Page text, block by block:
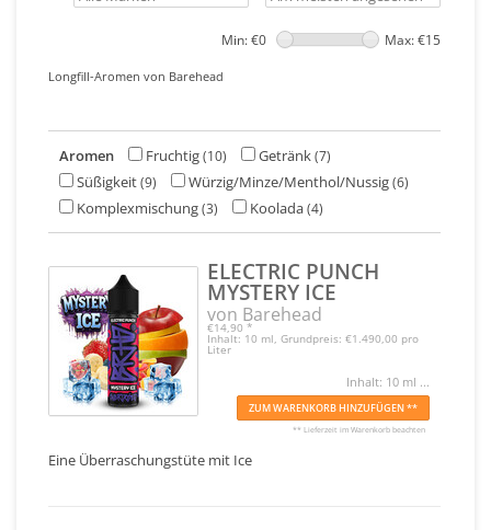
Min: €0 Max: €15
Longfill-Aromen von Barehead
Aromen Fruchtig(10) Getränk(7)
Süßigkeit(9) Würzig/Minze/Menthol/Nussig(6)
Komplexmischung(3) Koolada(4)
ELECTRIC PUNCH
MYSTERY ICE
von Barehead
€14,90 *
Inhalt: 10 ml, Grundpreis: €1.490,00 pro
Liter
Inhalt: 10 ml ...
ZUM WARENKORB HINZUFÜGEN **
** Lieferzeit im Warenkorb beachten
Eine Überraschungstüte mit Ice